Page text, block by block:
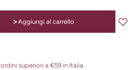
>Aggiungi al carrello
superiori a €59 in Italia